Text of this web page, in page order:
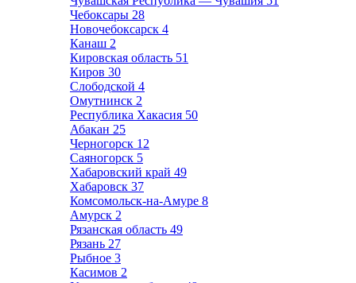
Чебоксары 28
Новочебоксарск 4
Канаш 2
Кировская область 51
Киров 30
Слободской 4
Омутнинск 2
Республика Хакасия 50
Абакан 25
Черногорск 12
Саяногорск 5
Хабаровский край 49
Хабаровск 37
Комсомольск-на-Амуре 8
Амурск 2
Рязанская область 49
Рязань 27
Рыбное 3
Касимов 2